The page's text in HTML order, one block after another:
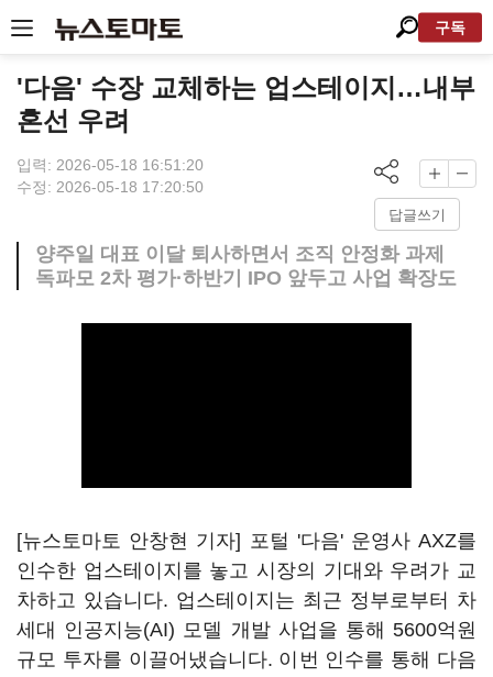
구독
'다음' 수장 교체하는 업스테이지…내부
혼선 우려
입력: 2026-05-18 16:51:20
수정: 2026-05-18 17:20:50
답글쓰기
양주일 대표 이달 퇴사하면서 조직 안정화 과제
독파모 2차 평가·하반기 IPO 앞두고 사업 확장도
[뉴스토마토 안창현 기자] 포털 '다음' 운영사 AXZ를
인수한 업스테이지를 놓고 시장의 기대와 우려가 교
차하고 있습니다. 업스테이지는 최근 정부로부터 차
세대 인공지능(AI) 모델 개발 사업을 통해 5600억원
규모 투자를 이끌어냈습니다. 이번 인수를 통해 다음